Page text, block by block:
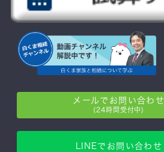
メールでお問い合わせ
(24時間受付中)
LINEでお問い合わせ